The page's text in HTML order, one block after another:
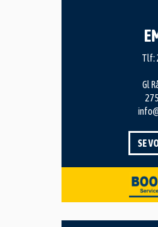
Tlf:
Gl
SE